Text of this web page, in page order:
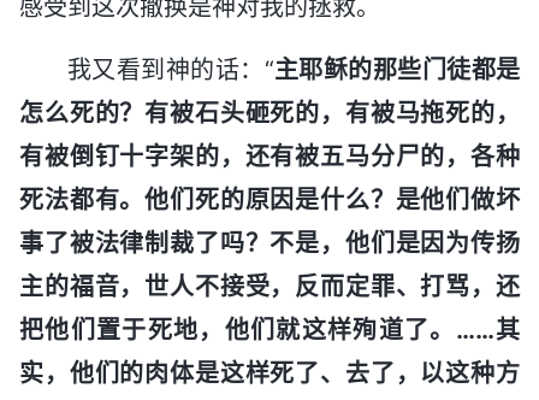
感受到这次撤换是神对我的拯救。
我又看到神的话：“主耶稣的那些门徒都是
怎么死的？有被石头砸死的，有被马拖死的，
有被倒钉十字架的，还有被五马分尸的，各种
死法都有。他们死的原因是什么？是他们做坏
事了被法律制裁了吗？不是，他们是因为传扬
主的福音，世人不接受，反而定罪、打骂，还
把他们置于死地，他们就这样殉道了。……其
实，他们的肉体是这样死了、去了，以这种方